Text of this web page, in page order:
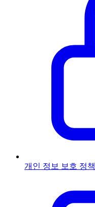
개인 정보 보호 정책